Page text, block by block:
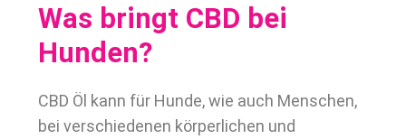
Was bringt CBD bei
Hunden?
CBD Öl kann für Hunde, wie auch Menschen,
bei verschiedenen körperlichen und